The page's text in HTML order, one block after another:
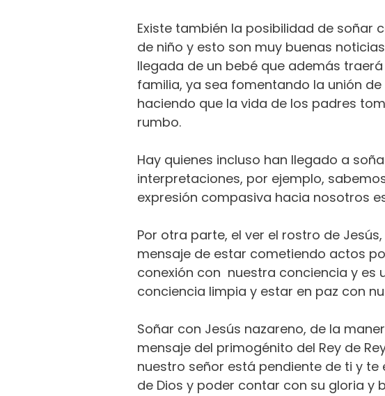
Existe también la posibilidad de soñar
de niño y esto son muy buenas
llegada de un bebé que además
familia, ya sea fomentando la unión
haciendo que la vida de los padres
rumbo.
Hay quienes incluso han llegado a
interpretaciones, por ejemplo,
expresión compasiva hacia nosotros
Por otra parte, el ver el rostro de
mensaje de estar cometiendo actos
conexión con nuestra conciencia y es
conciencia limpia y estar en paz con
Soñar con Jesús nazareno, de la
mensaje del primogénito del Rey de
nuestro señor está pendiente de ti y
de Dios y poder contar con su gloria y